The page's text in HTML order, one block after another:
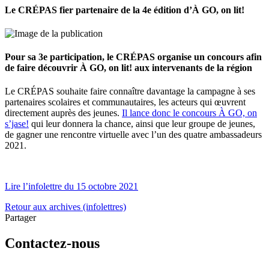
Le CRÉPAS fier partenaire de la 4e édition d’À GO, on lit!
Pour sa 3e participation, le CRÉPAS organise un concours afin
de faire découvrir À GO, on lit! aux intervenants de la région
Le CRÉPAS souhaite faire connaître davantage la campagne à ses
partenaires scolaires et communautaires, les acteurs qui œuvrent
directement auprès des jeunes. Il lance donc le concours À GO, on
s’jase! qui leur donnera la chance, ainsi que leur groupe de jeunes,
de gagner une rencontre virtuelle avec l’un des quatre ambassadeurs
2021.
Lire l’infolettre du 15 octobre 2021
Retour aux archives (infolettres)
Partager
Contactez-nous